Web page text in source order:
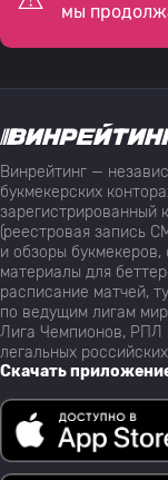
мы
Винрейтинг —
букмекерских
зарегистрированный
(реестровая запись
и обзоры
материалы для
расписание матчей,
по ведущим лигам
Лига Чемпионов, РПЛ
легальных
Скачать